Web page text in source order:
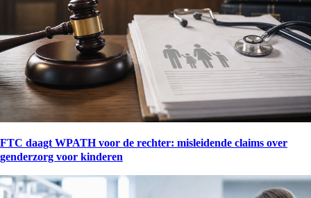
FTC daagt WPATH voor de rechter: misleidende claims over
genderzorg voor kinderen